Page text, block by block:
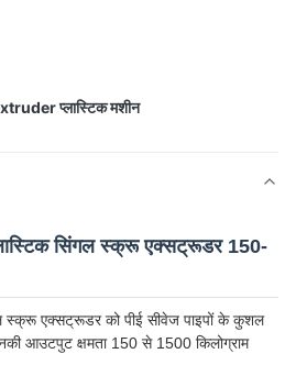
प्लास्टिक मशीन
सिंगल स्क्रू एक्सट्रूडर 150-
स्क्रू एक्सट्रूडर को पीई सीवेज पाइपों के कुशल
आउटपुट क्षमता 150 से 1500 किलोग्राम